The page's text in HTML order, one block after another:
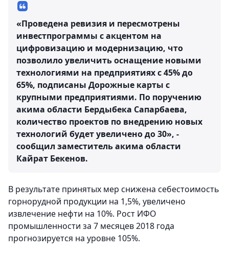
«Проведена ревизия и пересмотрены
инвестпрограммы с акцентом на
цифровизацию и модернизацию, что
позволило увеличить оснащение новыми
технологиями на предприятиях с 45% до
65%, подписаны Дорожные карты с
крупными предприятиями. По поручению
акима области Бердыбека Сапарбаева,
количество проектов по внедрению новых
технологий будет увеличено до 30», -
сообщил заместитель акима области
Кайрат Бекенов.
В результате принятых мер снижена себестоимость
горнорудной продукции на 1,5%, увеличено
извлечение нефти на 10%. Рост ИФО
промышленности за 7 месяцев 2018 года
прогнозируется на уровне 105%.